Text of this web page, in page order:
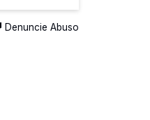
Denuncie Abuso